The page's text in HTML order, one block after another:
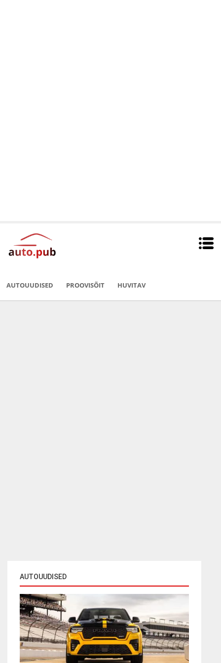
AUTOUUDISED PROOVISÕIT HUVITAV
AUTOUUDISED